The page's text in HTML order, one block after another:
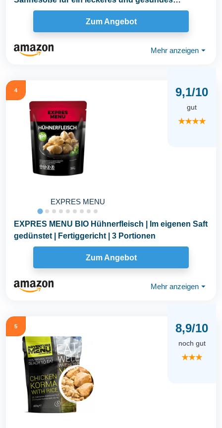
Esserlebnis...
Zum Angebot
Mehr anzeigen ⏷
4
EXPRES MENU
9,1/10
gut
★★★★
EXPRES MENU BIO Hühnerfleisch | Im eigenen Saft
gedünstet | Fertiggericht | 3 Portionen
Zum Angebot
Mehr anzeigen ⏷
5 8,9/10
noch gut
★★★